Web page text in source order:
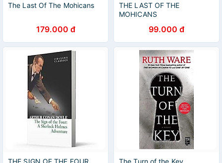
The Last Of The Mohicans
179.000 đ
THE LAST OF THE
MOHICANS
99.000 đ
THE SIGN OF THE FOUR The Turn of the Key